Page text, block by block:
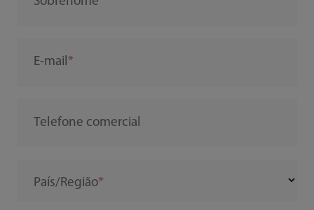
E-mail
Telefone comercial
País/Região